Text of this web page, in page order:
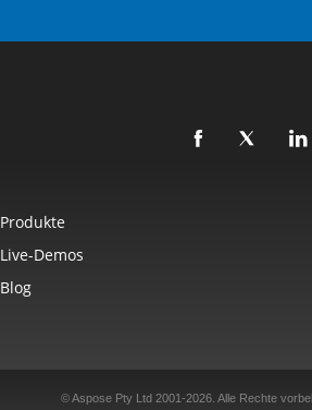
Produkte
Live-Demos
Blog
© Aspose Pty Ltd 2001-2026. Alle Rechte